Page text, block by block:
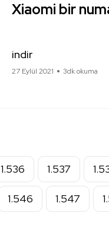
Xiaomi bir
indir
27 Eylül 2021 3dk okuma
1.536 1.537
1.546 1.547